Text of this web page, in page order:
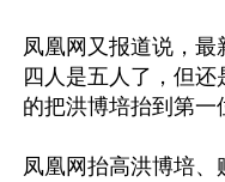
凤凰网又报道说，
四人是五人了，但
的把洪博培抬到第一
凤凰网抬高洪博培、